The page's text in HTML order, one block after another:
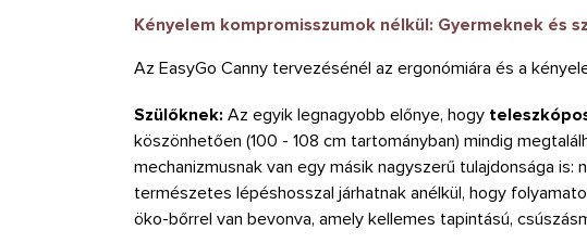
Kényelem kompromisszumok nélkül: Gyermeknek és
Az EasyGo Canny tervezésénél az ergonómiára és a
Szülőknek: Az egyik legnagyobb előnye, hogy
köszönhetően (100 - 108 cm tartományban) mindig
mechanizmusnak van egy másik nagyszerű tulajdonsága
természetes lépéshosszal járhatnak anélkül, hogy
öko-bőrrel van bevonva, amely kellemes tapintású,